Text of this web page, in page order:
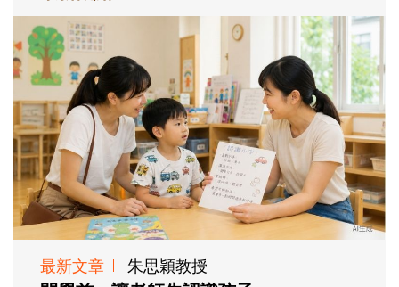
最新文章 朱思穎教授